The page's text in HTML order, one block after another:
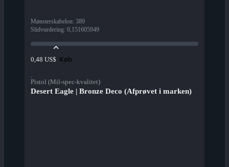
Mønsterskabelon: 389
Slidvurdering: 0,151605949
0,48 US$ Køb
Pistol (Mil-spec-kvalitet)
Desert Eagle | Bronze Deco (Afprøvet i marken)